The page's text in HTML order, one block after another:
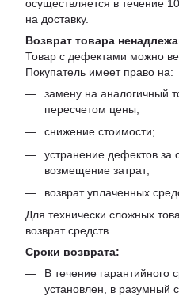
осуществляется в течение
на доставку.
Возврат товара
Товар с дефектами можно
Покупатель имеет право на:
замену на аналогичный
пересчетом цены;
снижение стоимости;
устранение дефектов за
возмещение затрат;
возврат уплаченных
Для технически сложных
возврат средств.
Сроки возврата:
В течение гарантийного
установлен, в разумный